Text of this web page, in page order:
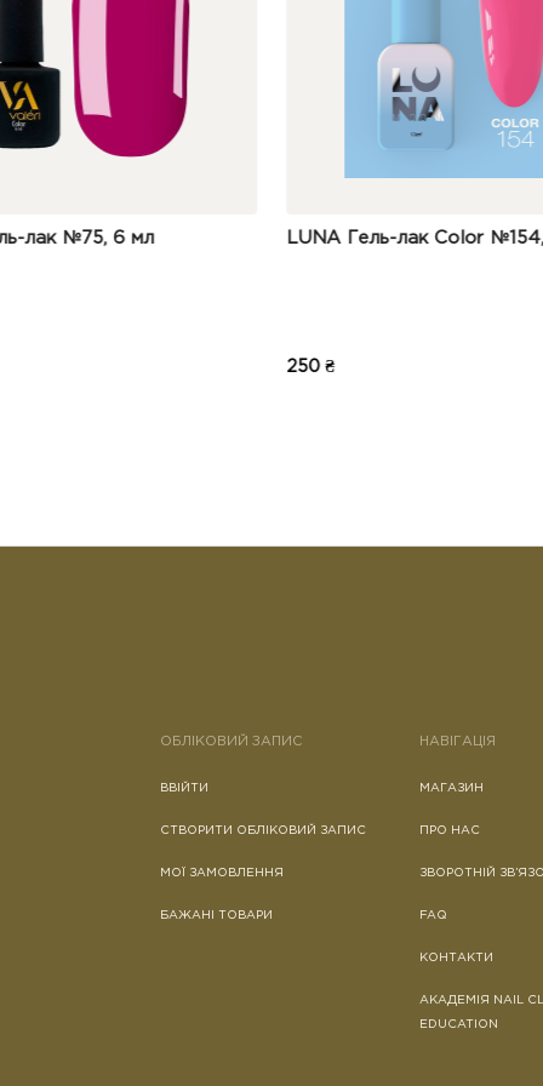
Продукт рекомендований виключно для педикюру. Через
може становити 3–4 дні.
24 місяці. Відкритим зберігати не більше 18 місяців.
лак Color №154, 13 мл
NAILSOFTHEDAY Gel
205 ₴
ОБЛІКОВИЙ ЗАПИС
ВВІЙТИ
СТВОРИТИ ОБЛІКОВИЙ ЗАПИС
МОЇ ЗАМОВЛЕННЯ
БАЖАНІ ТОВАРИ
НАВІГАЦІЯ
МАГАЗИН
ПРО НАС
ЗВОРОТНІЙ
FAQ
КОНТАКТИ
АКАДЕМІЯ NAIL
EDUCATION